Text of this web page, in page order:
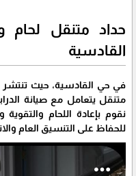
حداد متنقل لحام
القادسية
في حي القادسية، حيث تنتشر
متنقل يتعامل مع صيانة
نقوم بإعادة اللحام
للحفاظ على التنسيق العام